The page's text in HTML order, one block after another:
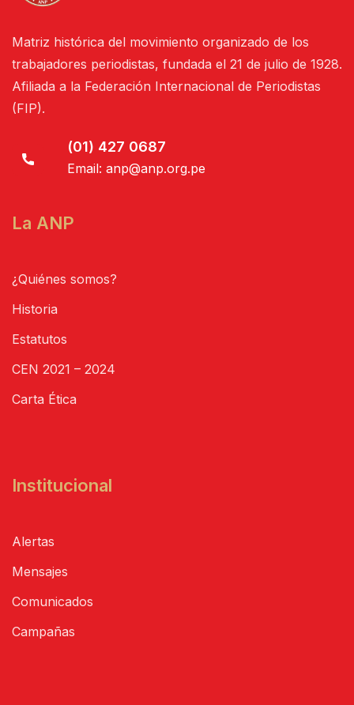
Matriz histórica del movimiento organizado de los
trabajadores periodistas, fundada el 21 de julio de 1928.
Afiliada a la Federación Internacional de Periodistas
(FIP).
(01) 427 0687
Email: anp@anp.org.pe
La ANP
¿Quiénes somos?
Historia
Estatutos
CEN 2021 – 2024
Carta Ética
Institucional
Alertas
Mensajes
Comunicados
Campañas